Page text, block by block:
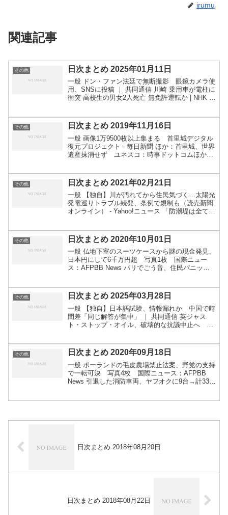
irumu
関連記事
その他 日次まとめ 2025年01月11日
一般 ドン・ファン法廷で無断撮影 眼鏡カメラ使
用、SNSに投稿 ｜ 共同通信 川崎 乗用車が電柱に
衝突 高校生の男女2人死亡 無免許運転か | NHK |
その他 日次まとめ 2019年11月16日
一般 画像1万9500枚以上集まる 首里城デジタル
復元プロジェクト - 毎日新聞 ほか：首里城、世界
遺産抹消せず ユネスコ：時事ドットコムほか：
ス ...
その他 日次まとめ 2021年02月21日
一般 【独自】川が汚れてから住民気づく…太陽光
発電巡りトラブル続発、条例で規制も（読売新聞
オンライン） - Yahoo!ニュース 「防潮堤は全て壊
認 ...
その他 日次まとめ 2020年10月01日
一般 仏地下室のスーツケースから謎の現金発見、
日本円にして6千万円超 写真1枚 国際ニュー
ス：AFPBB News パリでごう音、住民パニック
その他 日次まとめ 2025年03月28日
一般 【独自】日本語試験、情報漏れか 中国で時
間差「同じ解答が集中」 ｜ 共同通信 英ジャス
ト・ストップ・オイル、破壊的な抗議中止へ
減らさ...
その他 日次まとめ 2020年09月18日
一般 ポーランドの毛皮農場禁止法案、野党の支持
で一転可決 写真4枚 国際ニュース：AFPBB
News 引退した消防車両、ヤフオクに9台→計330
日次まとめ 2018年08月20日
日次まとめ 2018年08月22日